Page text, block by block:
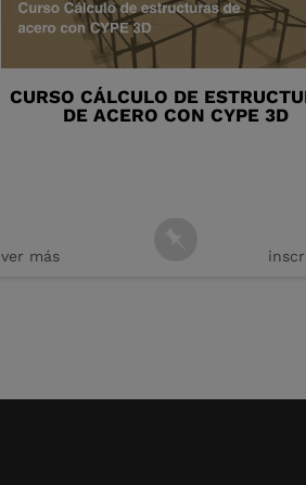
CURSO CÁLCULO DE
DE ACERO CON CYPE 3D
ver más